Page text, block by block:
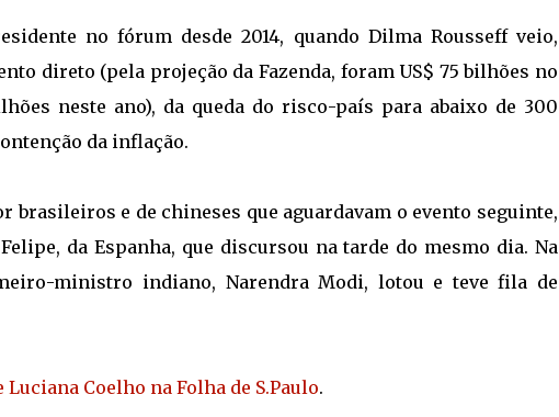
no fórum desde 2014, quando Dilma Rousseff veio,
direto (pela projeção da Fazenda, foram US$ 75 bilhões no
neste ano), da queda do risco-país para abaixo de 300
da inflação.
brasileiros e de chineses que aguardavam o evento seguinte,
da Espanha, que discursou na tarde do mesmo dia. Na
ministro indiano, Narendra Modi, lotou e teve fila de
Coelho na Folha de S.Paulo.